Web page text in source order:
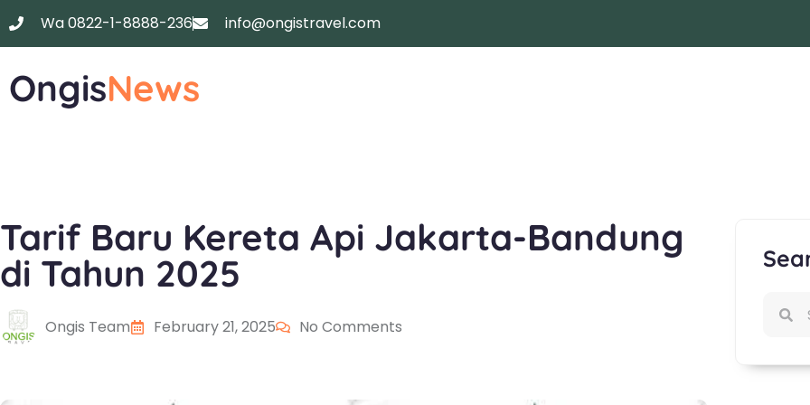
Wa 0822-1-8888-236 info@ongistravel.com
OngisNews
Tarif Baru Kereta Api Jakarta-Bandung
di Tahun 2025
Ongis Team February 21, 2025 No Comments